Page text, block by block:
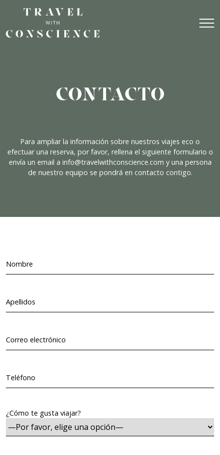
Contacto
Para ampliar la información sobre nuestros viajes eco o
efectuar una reserva, por favor, rellena el siguiente formulario o
envía un email a info@travelwithconscience.com y una persona
de nuestro equipo se pondrá en contacto contigo.
Nombre
Apellidos
Correo electrónico
Teléfono
¿Cómo te gusta viajar?